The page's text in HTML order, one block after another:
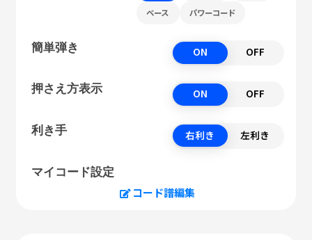
ベース パワーコード
簡単弾き ON OFF
押さえ方表示 ON OFF
利き手 右利き 左利き
マイコード設定
コード譜編集